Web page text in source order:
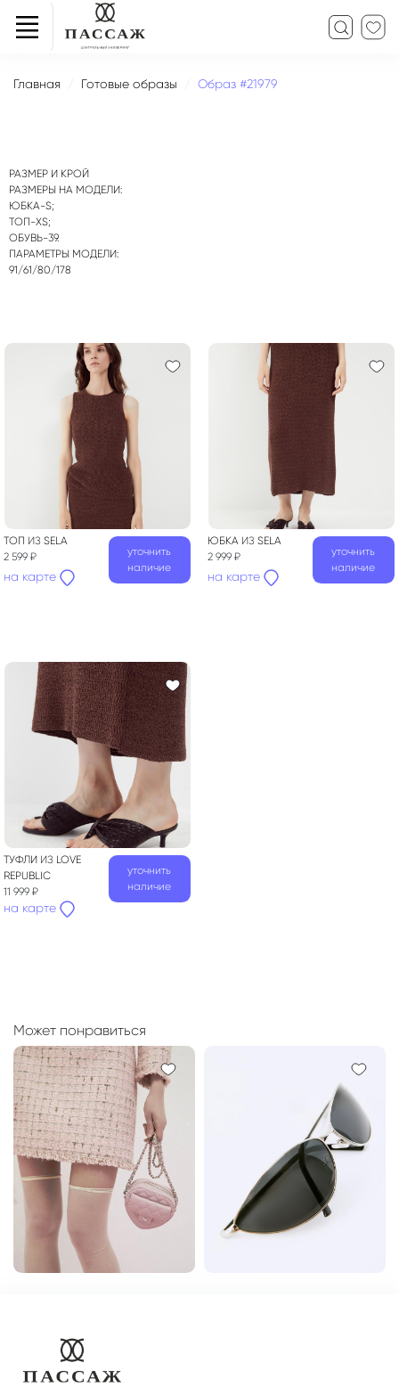
Главная Готовые образы Образ #21979
РАЗМЕР И КРОЙ
РАЗМЕРЫ НА МОДЕЛИ:
ЮБКА-S;
ТОП-XS;
ОБУВЬ-39.
ПАРАМЕТРЫ МОДЕЛИ:
91/61/80/178
ТОП ИЗ SELA
2 599 ₽
на карте
уточнить
наличие
ЮБКА ИЗ SELA
2 999 ₽
на карте
уточнить
наличие
ТУФЛИ ИЗ LOVE
REPUBLIC
11 999 ₽
на карте
уточнить
наличие
Может понравиться